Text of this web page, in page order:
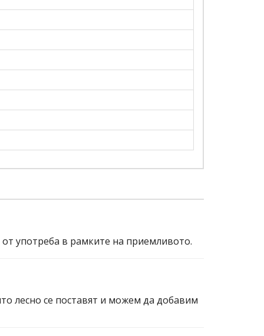
употреба в рамките на приемливото.
лесно се поставят и можем да добавим